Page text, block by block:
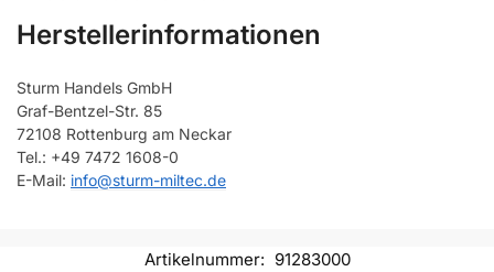
Herstellerinformationen
Sturm Handels GmbH
Graf-Bentzel-Str. 85
72108 Rottenburg am Neckar
Tel.: +49 7472 1608-0
E-Mail: info@sturm-miltec.de
Artikelnummer: 91283000